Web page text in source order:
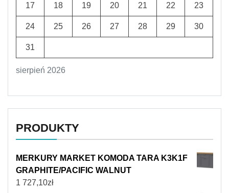
sierpień 2026
17 18 19 20 21 22 23
24 25 26 27 28 29 30
31
PRODUKTY
MERKURY MARKET KOMODA TARA K3K1F
GRAPHITE/PACIFIC WALNUT
1 727,10zł